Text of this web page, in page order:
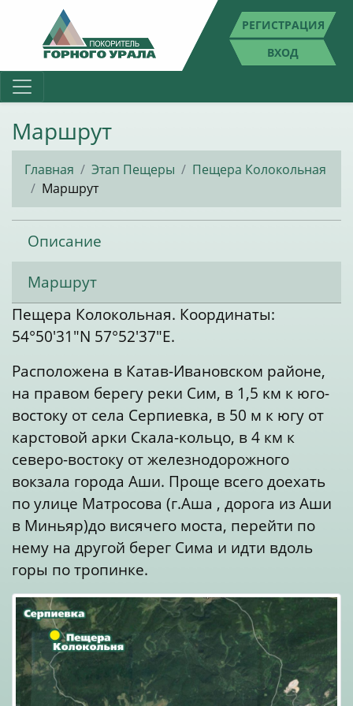
РЕГИСТРАЦИЯ
ВХОД
Маршрут
Главная Этап Пещеры
Пещера Колокольная
Маршрут
Описание
Маршрут
Пещера Колокольная. Координаты:
54°50'31"N 57°52'37"E.
Расположена в Катав-Ивановском районе,
на правом берегу реки Сим, в 1,5 км к юго-
востоку от села Серпиевка, в 50 м к югу от
карстовой арки Скала-кольцо, в 4 км к
северо-востоку от железнодорожного
вокзала города Аши. Проще всего доехать
по улице Матросова (г.Аша , дорога из Аши
в Миньяр)до висячего моста, перейти по
нему на другой берег Сима и идти вдоль
горы по тропинке.